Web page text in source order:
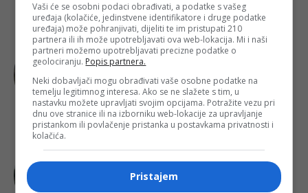
BOSNA I HERCEGOVINA
Američki senatori i kongresmeni
traže nove sankcije za Milorada
Dodika
terenu dva helikoptera, očekuju se i
Vaši će se osobni podaci obrađivati, a podatke s vašeg
uređaja (kolačiće, jedinstvene identifikatore i druge podatke
uređaja) može pohranjivati, dijeliti te im pristupati 210
partnera ili ih može upotrebljavati ova web-lokacija. Mi i naši
partneri možemo upotrebljavati precizne podatke o
geolociranju. Popis partnera.
Neki dobavljači mogu obrađivati vaše osobne podatke na
temelju legitimnog interesa. Ako se ne slažete s tim, u
nastavku možete upravljati svojim opcijama. Potražite vezu pri
dnu ove stranice ili na izborniku web-lokacije za upravljanje
pristankom ili povlačenje pristanka u postavkama privatnosti i
kolačića.
Pristajem